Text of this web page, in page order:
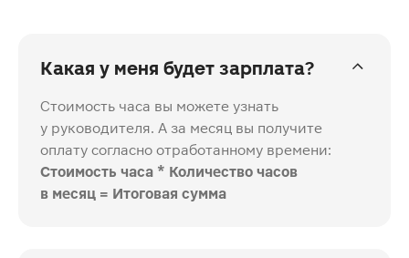
Какая у меня будет зарплата?
Стоимость часа вы можете узнать
у руководителя. А за месяц вы получите
оплату согласно отработанному времени:
Стоимость часа * Количество часов
в месяц = Итоговая сумма